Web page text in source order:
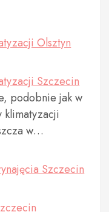
Olsztyn
Szczecin
podobnie jak w
klimatyzacji
w…
Szczecin